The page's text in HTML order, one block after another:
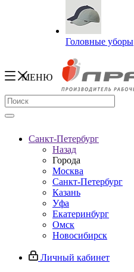
Головные уборы
МЕНЮ
Санкт-Петербург
Назад
Города
Москва
Санкт-Петербург
Казань
Уфа
Екатеринбург
Омск
Новосибирск
Личный кабинет